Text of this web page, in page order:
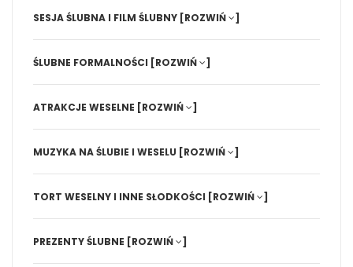
SESJA ŚLUBNA I FILM ŚLUBNY [ROZWIŃ ]
ŚLUBNE FORMALNOŚCI [ROZWIŃ ]
ATRAKCJE WESELNE [ROZWIŃ ]
MUZYKA NA ŚLUBIE I WESELU [ROZWIŃ ]
TORT WESELNY I INNE SŁODKOŚCI [ROZWIŃ ]
PREZENTY ŚLUBNE [ROZWIŃ ]